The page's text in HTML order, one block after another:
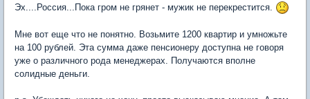
Эх....Россия...Пока гром не грянет - мужик не перекрестится.
Мне вот еще что не понятно. Возьмите 1200 квартир и умножьте
на 100 рублей. Эта сумма даже пенсионеру доступна не говоря
уже о различного рода менеджерах. Получаются вполне
солидные деньги.